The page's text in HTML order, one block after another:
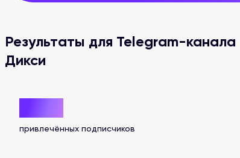
Результаты для Telegram-канала
Дикси
привлечённых подписчиков